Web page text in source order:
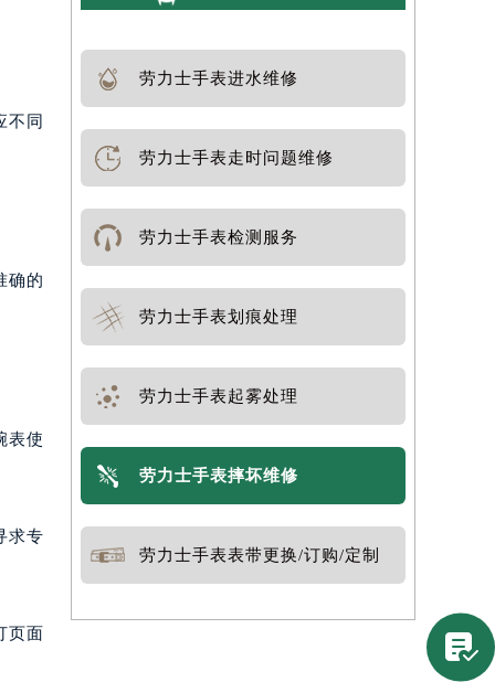
不同
确的
表使
求专
页面
劳力士手表进水维修
劳力士手表走时问题维修
劳力士手表检测服务
劳力士手表划痕处理
劳力士手表起雾处理
劳力士手表摔坏维修
劳力士手表表带更换/订购/定制
